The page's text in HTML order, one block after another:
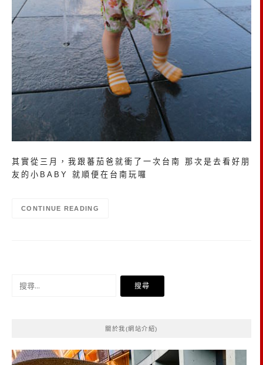
其實從三月，我跟蕃茄爸就衝了一次台南 那次是去看好朋
友的小BABY 就順便在台南玩囉
CONTINUE READING
尋
關於我(網站介紹)